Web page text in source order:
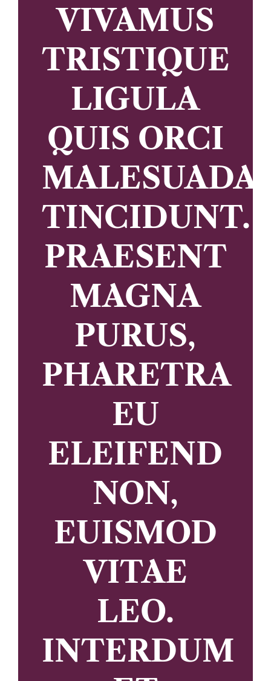
VIVAMUS
TRISTIQUE
LIGULA
QUIS ORCI
MALESUADA
TINCIDUNT.
PRAESENT
MAGNA
PURUS,
PHARETRA
EU
ELEIFEND
NON,
EUISMOD
VITAE
LEO.
INTERDUM